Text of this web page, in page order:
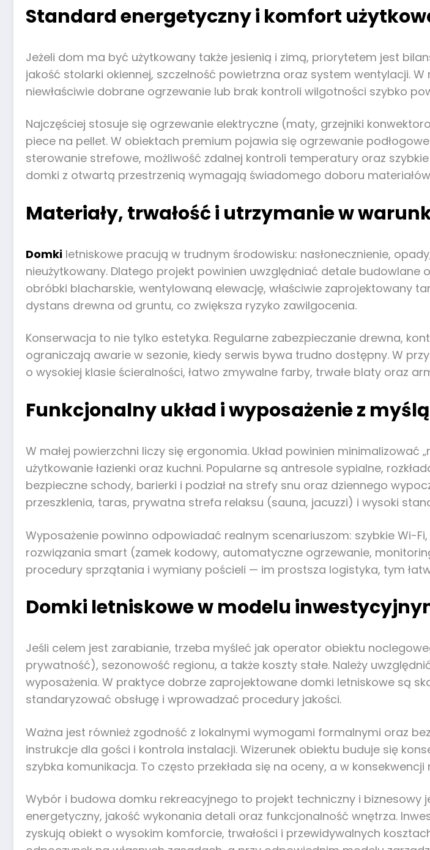
Standard energetyczny i komfort
Jeżeli dom ma być użytkowany także jesienią i zimą, priorytetem jest
jakość stolarki okiennej, szczelność powietrzna oraz system wentylacji.
niewłaściwie dobrane ogrzewanie lub brak kontroli wilgotności szybko
Najczęściej stosuje się ogrzewanie elektryczne (maty, grzejniki
piece na pellet. W obiektach premium pojawia się ogrzewanie
sterowanie strefowe, możliwość zdalnej kontroli temperatury oraz
domki z otwartą przestrzenią wymagają świadomego doboru
Materiały, trwałość i utrzymanie w
Domki letniskowe pracują w trudnym środowisku: nasłonecznienie,
nieużytkowany. Dlatego projekt powinien uwzględniać detale
obróbki blacharskie, wentylowaną elewację, właściwie zaprojektowany
dystans drewna od gruntu, co zwiększa ryzyko zawilgocenia.
Konserwacja to nie tylko estetyka. Regularne zabezpieczanie drewna,
ograniczają awarie w sezonie, kiedy serwis bywa trudno dostępny. W
o wysokiej klasie ścieralności, łatwo zmywalne farby, trwałe blaty oraz
Funkcjonalny układ i wyposażenie z
W małej powierzchni liczy się ergonomia. Układ powinien
użytkowanie łazienki oraz kuchni. Popularne są antresole sypialne,
bezpieczne schody, barierki i podział na strefy snu oraz dziennego
przeszklenia, taras, prywatna strefa relaksu (sauna, jacuzzi) i wysoki
Wyposażenie powinno odpowiadać realnym scenariuszom: szybkie Wi-
rozwiązania smart (zamek kodowy, automatyczne ogrzewanie,
procedury sprzątania i wymiany pościeli — im prostsza logistyka, tym
Domki letniskowe w modelu
Jeśli celem jest zarabianie, trzeba myśleć jak operator obiektu
prywatność), sezonowość regionu, a także koszty stałe. Należy
wyposażenia. W praktyce dobrze zaprojektowane domki letniskowe są
standaryzować obsługę i wprowadzać procedury jakości.
Ważna jest również zgodność z lokalnymi wymogami formalnymi oraz
instrukcje dla gości i kontrola instalacji. Wizerunek obiektu buduje się
szybka komunikacja. To często przekłada się na oceny, a w konsekwencji
Wybór i budowa domku rekreacyjnego to projekt techniczny i biznesowy
energetyczny, jakość wykonania detali oraz funkcjonalność wnętrza.
zyskują obiekt o wysokim komforcie, trwałości i przewidywalnych